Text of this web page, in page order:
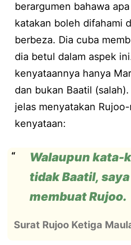
berargumen bahawa
katakan boleh difahami
berbeza. Dia cuba
dia betul dalam aspek
kenyataannya hanya
dan bukan Baatil
jelas menyatakan
kenyataan:
Walaupun kata-
tidak Baatil,
membuat Rujoo.
Surat Rujoo Ketiga